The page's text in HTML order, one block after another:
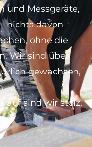
und Messgeräte,
nichts davon
ohne die
Wir sind über
gewachsen,
sind wir stolz.